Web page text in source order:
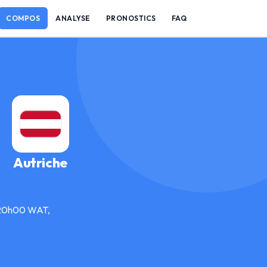
COMPOS ANALYSE PRONOSTICS FAQ
Autriche
WAT,